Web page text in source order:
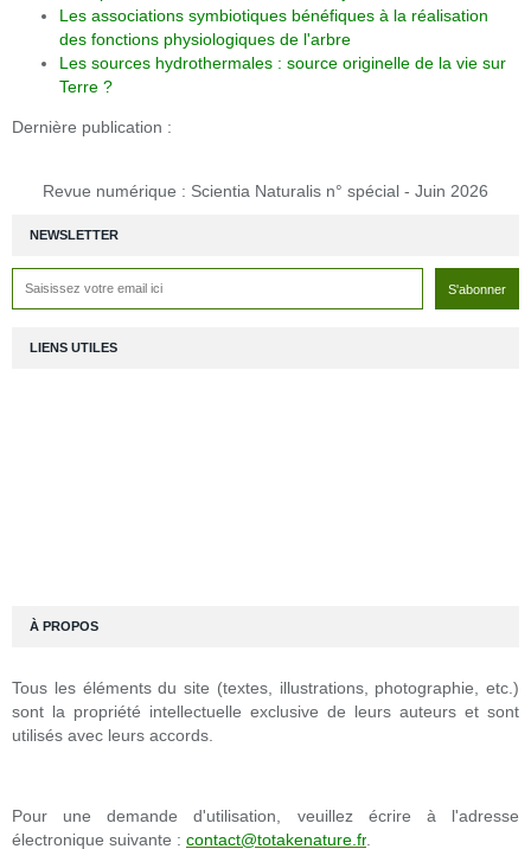
NEWSLETTER
Les associations symbiotiques bénéfiques à la réalisation
des fonctions physiologiques de l'arbre
Les sources hydrothermales : source originelle de la vie sur
Terre ?
Dernière publication :
Revue numérique : Scientia Naturalis n° spécial - Juin 2026
LIENS UTILES
À PROPOS
Tous les éléments du site (textes, illustrations, photographie, etc.)
sont la propriété intellectuelle exclusive de leurs auteurs et sont
utilisés avec leurs accords.
Pour une demande d'utilisation, veuillez écrire à l'adresse
électronique suivante : contact@totakenature.fr.